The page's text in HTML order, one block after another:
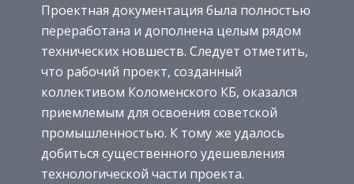
Проектная документация была полностью
переработана и дополнена целым рядом
технических новшеств. Следует отметить,
что рабочий проект, созданный
коллективом Коломенского КБ, оказался
приемлемым для освоения советской
промышленностью. К тому же удалось
добиться существенного удешевления
технологической части проекта.